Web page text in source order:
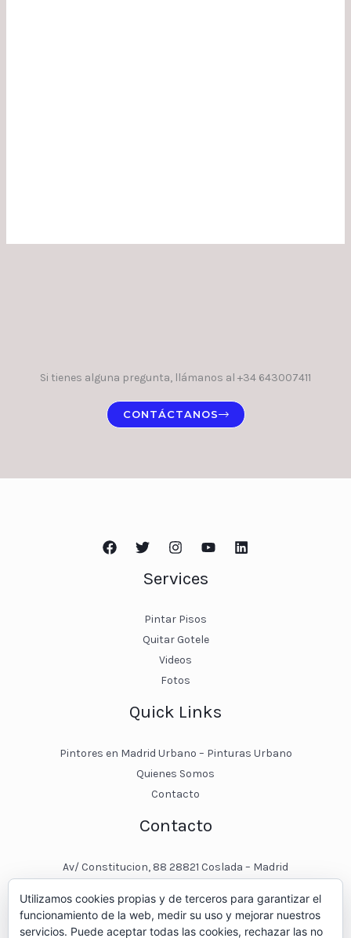
Si tienes alguna pregunta, llámanos al +34 643007411
CONTÁCTANOS
Services
Pintar Pisos
Quitar Gotele
Videos
Fotos
Quick Links
Pintores en Madrid Urbano – Pinturas Urbano
Quienes Somos
Contacto
Contacto
Av/ Constitucion, 88 28821 Coslada – Madrid
pinturasurbano@hotmail.es
+34 – 643 00 74 11
Utilizamos cookies propias y de terceros para garantizar el
funcionamiento de la web, medir su uso y mejorar nuestros
servicios. Puede aceptar todas las cookies, rechazar las no